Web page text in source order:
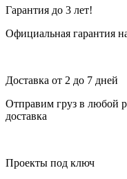
Гарантия до 3 лет!
Официальная гарантия
Доставка от 2 до 7 дней
Отправим груз в любой
доставка
Проекты под ключ